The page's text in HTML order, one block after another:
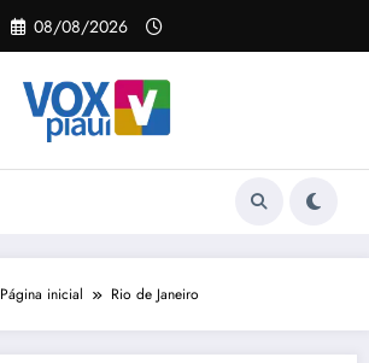
08/08/2026
Página inicial Rio de Janeiro